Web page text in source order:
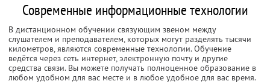
Современные информационные технологии
В дистанционном обучении связующим звеном между
слушателем и преподавателем, которых могут разделять тысячи
километров, являются современные технологии. Обучение
ведётся через сеть интернет, электронную почту и другие
средства связи. Вы можете получать полноценное образование в
любом удобном для вас месте и в любое удобное для вас время.